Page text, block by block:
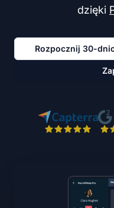
dzięki
Rozpocznij 30-